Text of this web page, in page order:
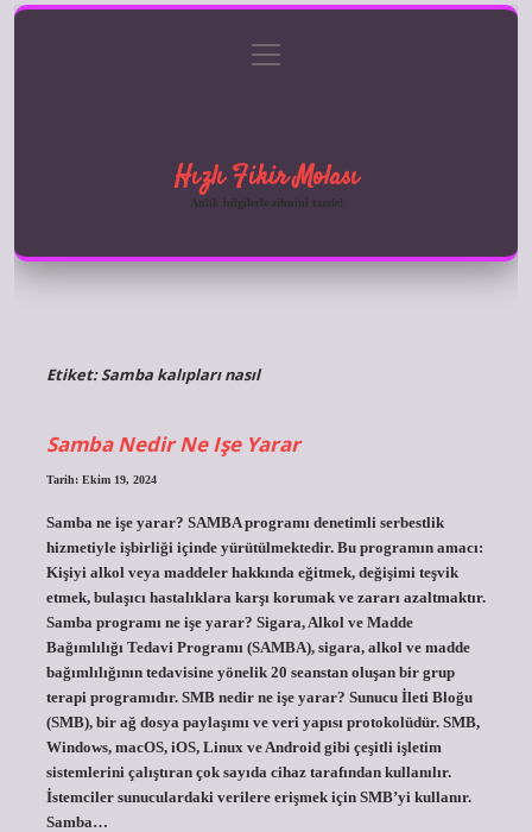
Gizlilik Politikası
menüyü
aç
Hızlı Fikir Molası
Anlık bilgilerle zihnini tazele!
Etiket:Samba kalıpları nasıl
Samba Nedir Ne Işe Yarar
Tarih: Ekim 19, 2024
Samba ne işe yarar? SAMBA programı denetimli serbestlik
hizmetiyle işbirliği içinde yürütülmektedir. Bu programın amacı:
Kişiyi alkol veya maddeler hakkında eğitmek, değişimi teşvik
etmek, bulaşıcı hastalıklara karşı korumak ve zararı azaltmaktır.
Samba programı ne işe yarar? Sigara, Alkol ve Madde
Bağımlılığı Tedavi Programı (SAMBA), sigara, alkol ve madde
bağımlılığının tedavisine yönelik 20 seanstan oluşan bir grup
terapi programıdır. SMB nedir ne işe yarar? Sunucu İleti Bloğu
(SMB), bir ağ dosya paylaşımı ve veri yapısı protokolüdür. SMB,
Windows, macOS, iOS, Linux ve Android gibi çeşitli işletim
sistemlerini çalıştıran çok sayıda cihaz tarafından kullanılır.
İstemciler sunuculardaki verilere erişmek için SMB’yi kullanır.
Samba…